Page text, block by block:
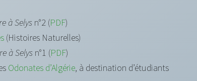
à Selys n°2 (PDF)
(Histoires Naturelles)
à Selys n°1 (PDF)
Odonates d’Algérie, à destination d’étudiants